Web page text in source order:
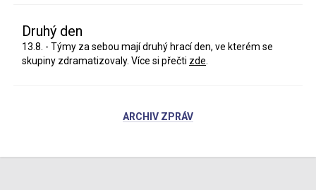
Druhý den
13.8. - Týmy za sebou mají druhý hrací den, ve kterém se
skupiny zdramatizovaly. Více si přečti zde
ARCHIV ZPRÁV